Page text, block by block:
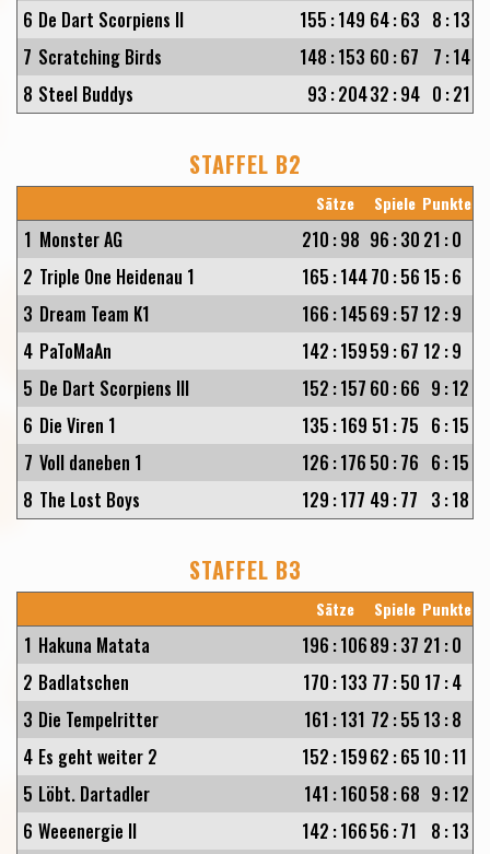
6 De Dart Scorpiens II 155 :149 64:63 8 :13
7 Scratching Birds 148 :153 60 :67 7 :14
8 Steel Buddys 93 :20432 :94 0 :21
STAFFEL B2
Sätze Spiele Punkte
1 Monster AG 210 :98 96 :30 21 :0
2 Triple One Heidenau 1 165 :14470 :56 15 :6
3 Dream Team K1 166 :14569 :57 12 :9
4 PaToMaAn 142 :15959 :67 12 :9
5 De Dart Scorpiens III 152 :157 60 :66 9 :12
6 Die Viren 1 135 :169 51 :75 6 :15
7 Voll daneben 1 126 :176 50 :76 6 :15
8 The Lost Boys 129 :177 49 :77 3 :18
STAFFEL B3
Sätze Spiele Punkte
1 Hakuna Matata 196 :10689 :37 21 :0
2 Badlatschen 170 :133 77 :50 17 :4
3 Die Tempelritter 161 :131 72 :55 13 :8
4 Es geht weiter 2 152 :15962 :65 10 :11
5 Löbt. Dartadler 141 :16058 :68 9 :12
6 Weeenergie II 142 :16656 :71 8 :13